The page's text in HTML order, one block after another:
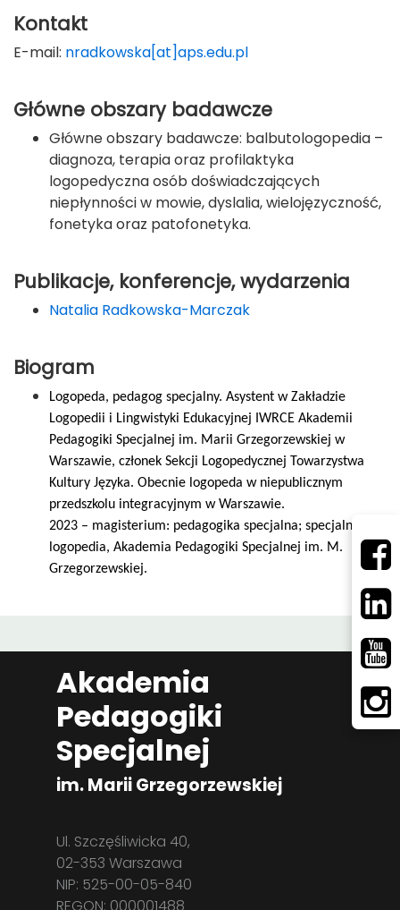
Kontakt
E-mail: nradkowska[at]aps.edu.pl
Główne obszary badawcze
Główne obszary badawcze: balbutologopedia –
diagnoza, terapia oraz profilaktyka
logopedyczna osób doświadczających
niepłynności w mowie, dyslalia, wielojęzyczność,
fonetyka oraz patofonetyka.
Publikacje, konferencje, wydarzenia
Natalia Radkowska-Marczak
Biogram
Logopeda, pedagog specjalny. Asystent w Zakładzie
Logopedii i Lingwistyki Edukacyjnej IWRCE Akademii
Pedagogiki Specjalnej im. Marii Grzegorzewskiej w
Warszawie, członek Sekcji Logopedycznej Towarzystwa
Kultury Języka. Obecnie logopeda w niepublicznym
przedszkolu integracyjnym w Warszawie.
2023 – magisterium: pedagogika specjalna; specjalność:
logopedia, Akademia Pedagogiki Specjalnej im. M.
Grzegorzewskiej.
Akademia
Pedagogiki
Specjalnej
im. Marii Grzegorzewskiej
Ul. Szczęśliwicka 40,
02-353 Warszawa
NIP: 525-00-05-840